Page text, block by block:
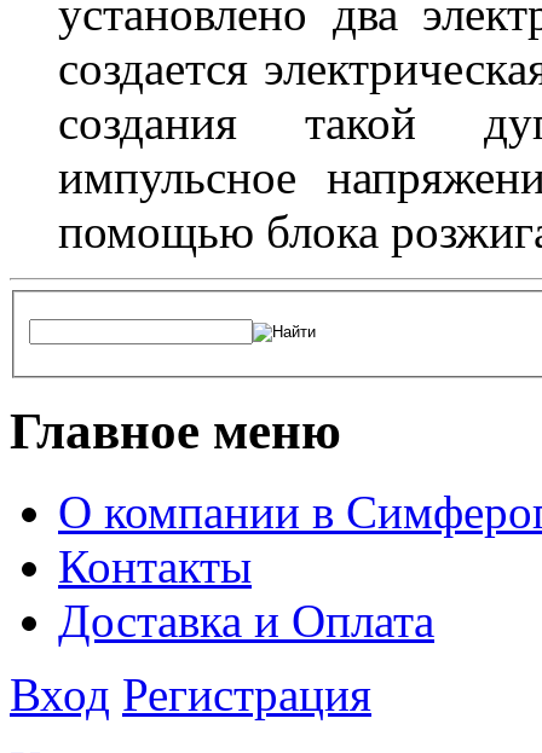
установлено два
создается
создания такой
импульсное
помощью блока
Главное меню
О компании в
Контакты
Доставка и Оплата
Вход Регистрация